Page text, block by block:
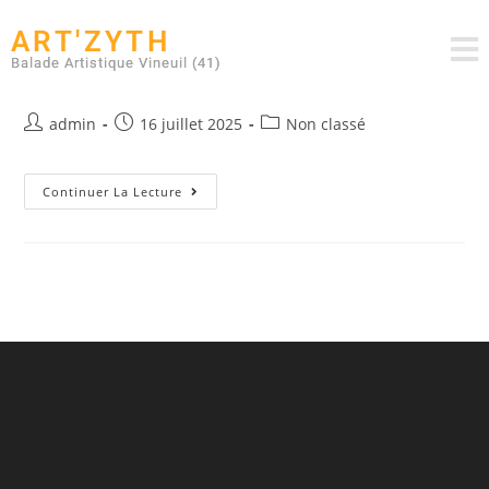
ART'ZYTH
Balade Artistique Vineuil (41)
BAT Jouanneau
admin 16 juillet 2025 Non classé
Continuer La Lecture